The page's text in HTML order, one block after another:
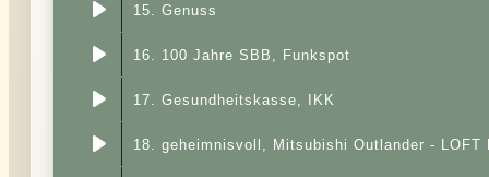
15. Genuss
16. 100 Jahre SBB, Funkspot
17. Gesundheitskasse, IKK
18. geheimnisvoll, Mitsubishi Outlander - LOFT